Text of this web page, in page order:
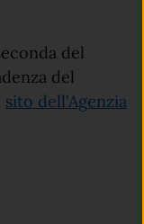
del
del
sito dell'Agenzia